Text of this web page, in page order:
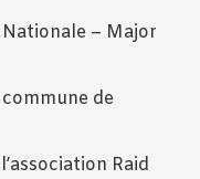
– Major
de
Raid